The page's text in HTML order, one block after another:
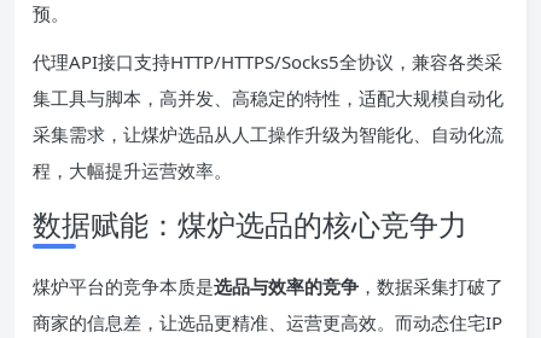
预。
代理API接口支持HTTP/HTTPS/Socks5全协议，兼容各类采
集工具与脚本，高并发、高稳定的特性，适配大规模自动化
采集需求，让煤炉选品从人工操作升级为智能化、自动化流
程，大幅提升运营效率。
数据赋能：煤炉选品的核心竞争力
煤炉平台的竞争本质是选品与效率的竞争 ，数据采集打破了
商家的信息差，让选品更精准、运营更高效。而动态住宅IP